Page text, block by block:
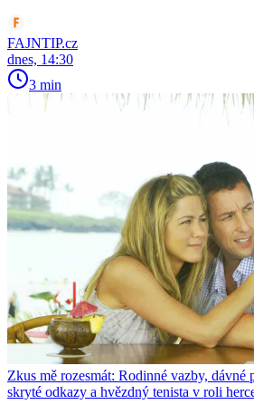
FAJNTIP.cz
dnes, 14:30
3 min
Zkus mě rozesmát: Rodinné vazby, dávné
skryté odkazy a hvězdný tenista v roli